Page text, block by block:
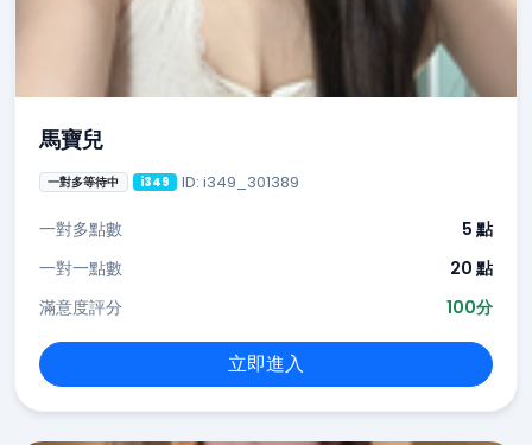
馬寶兒
一對多等待中 i349 ID: i349_301389
一對多點數
5 點
一對一點數
20 點
滿意度評分
100分
立即進入